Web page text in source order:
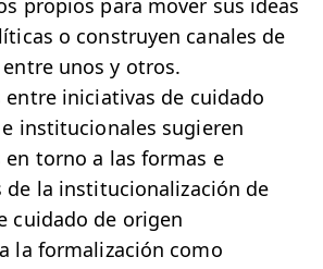
propios para mover sus ideas
o construyen canales de
unos y otros.
entre iniciativas de cuidado
institucionales sugieren
torno a las formas e
de la institucionalización de
cuidado de origen
la formalización como